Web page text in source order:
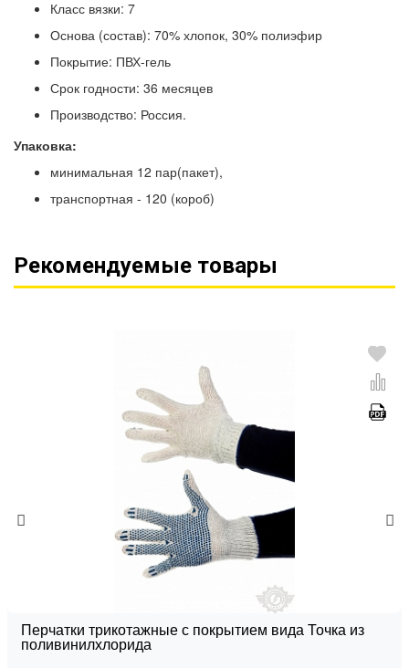
Класс вязки: 7
Основа (состав): 70% хлопок, 30% полиэфир
Покрытие: ПВХ-гель
Срок годности: 36 месяцев
Производство: Россия.
Упаковка:
минимальная 12 пар(пакет),
транспортная - 120 (короб)
Рекомендуемые товары
Перчатки трикотажные с покрытием вида Точка из
поливинилхлорида